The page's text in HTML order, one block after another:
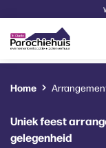
Home
Uniek feest
gelegenheid